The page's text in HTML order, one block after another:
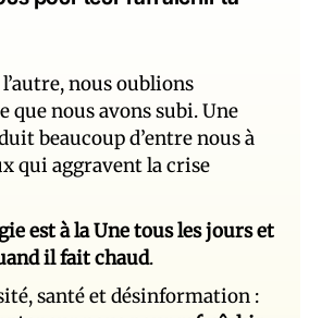
nous oublions
que nous avons subi. Une
beaucoup d’entre nous à
qui aggravent la crise
est à la Une tous les jours et
il fait chaud.
santé et désinformation :